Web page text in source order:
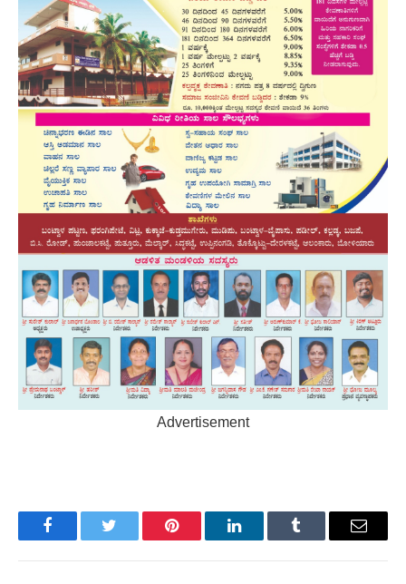
Advertisement
FacebookTwitter PinterestLinkedInTumblr Email